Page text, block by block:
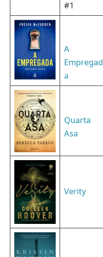
#1
A
Empregad
a
Quarta
Asa
Verity